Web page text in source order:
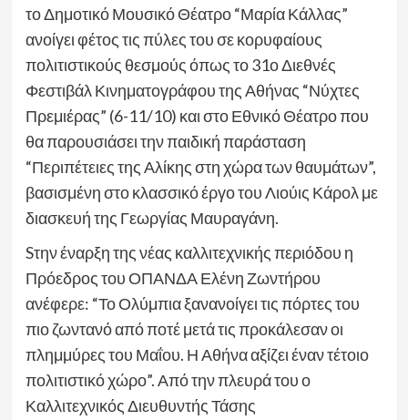
το Δημοτικό Μουσικό Θέατρο “Μαρία Κάλλας”
ανοίγει φέτος τις πύλες του σε κορυφαίους
πολιτιστικούς θεσμούς όπως το 31ο Διεθνές
Φεστιβάλ Κινηματογράφου της Αθήνας “Νύχτες
Πρεμιέρας” (6-11/10) και στο Εθνικό Θέατρο που
θα παρουσιάσει την παιδική παράσταση
“Περιπέτειες της Αλίκης στη χώρα των θαυμάτων”,
βασισμένη στο κλασσικό έργο του Λιούις Κάρολ με
διασκευή της Γεωργίας Μαυραγάνη.
Sτην έναρξη της νέας καλλιτεχνικής περιόδου η
Πρόεδρος του ΟΠΑΝΔΑ Ελένη Ζωντήρου
ανέφερε: “Το Ολύμπια ξανανοίγει τις πόρτες του
πιο ζωντανό από ποτέ μετά τις προκάλεσαν οι
πλημμύρες του Μαΐου. Η Αθήνα αξίζει έναν τέτοιο
πολιτιστικό χώρο”. Από την πλευρά του ο
Καλλιτεχνικός Διευθυντής Τάσης